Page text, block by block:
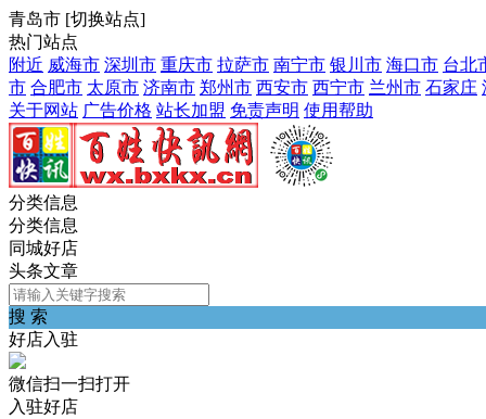
青岛市 [切换站点]
热门站点
附近 威海市 深圳市 重庆市 拉萨市 南宁市 银川市 海口市 台北
市 合肥市 太原市 济南市 郑州市 西安市 西宁市 兰州市 石家庄
关于网站 广告价格 站长加盟 免责声明 使用帮助
分类信息
分类信息
同城好店
头条文章
搜 索
好店入驻
微信扫一扫打开
入驻好店